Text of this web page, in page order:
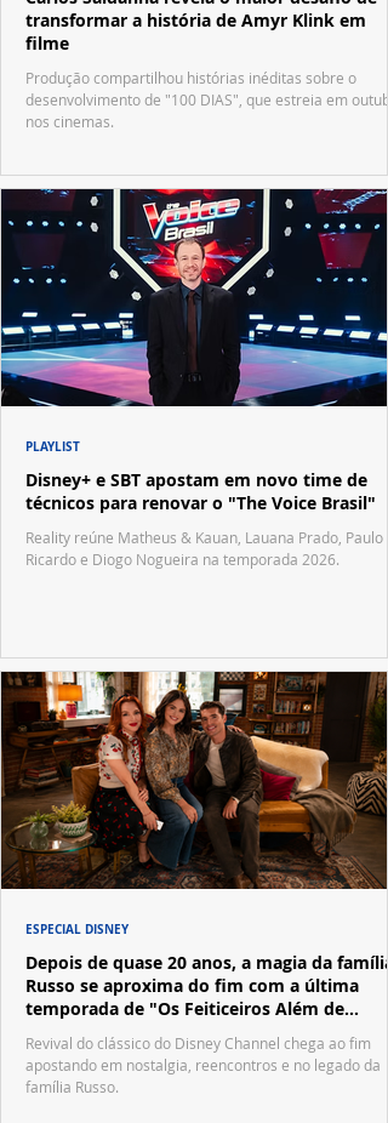
transformar a história de Amyr Klink em
filme
Produção compartilhou histórias inéditas sobre o
desenvolvimento de "100 DIAS", que estreia em
nos cinemas.
Disney+ e SBT apostam em novo time de
técnicos para renovar o "The Voice Brasil"
Reality reúne Matheus & Kauan, Lauana Prado, Paulo
Ricardo e Diogo Nogueira na temporada 2026.
PLAYLIST
Depois de quase 20 anos, a magia da família
Russo se aproxima do fim com a última
temporada de "Os Feiticeiros Além de
Waverly Place"
Revival do clássico do Disney Channel chega ao fim
apostando em nostalgia, reencontros e no legado da
família Russo.
ESPECIAL DISNEY